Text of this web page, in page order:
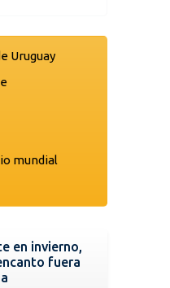
Uruguay
mundial
en invierno,
fuera